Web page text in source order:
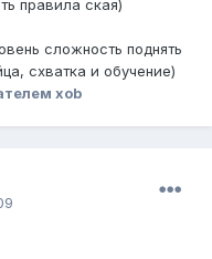
правила ская)
сложность поднять
схватка и обучение)
xob